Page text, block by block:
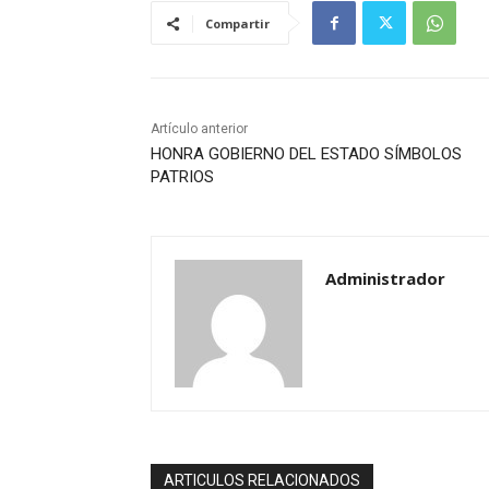
Compartir
Artículo anterior
HONRA GOBIERNO DEL ESTADO SÍMBOLOS
PATRIOS
Administrador
ARTICULOS RELACIONADOS